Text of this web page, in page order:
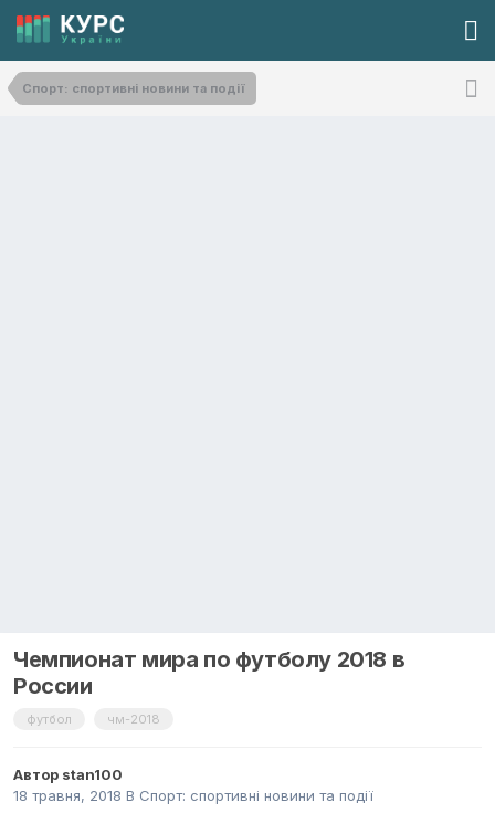
Спорт: спортивні новини та події
Чемпионат мира по футболу 2018 в
России
футбол чм-2018
Автор stan100
18 травня, 2018 В Спорт: спортивні новини та події